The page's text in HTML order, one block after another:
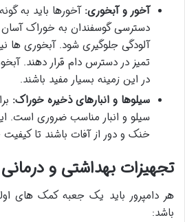
آخور و آبخوری: آخورها باید به
دسترسی گوسفندان به خوراک
آلودگی جلوگیری شود. آبخوری ها
تمیز در دسترس دام قرار دهند.
در این زمینه بسیار مفید باشند.
سیلوها و انبارهای ذخیره خوراک:
سیلو و انبار مناسب ضروری است.
خنک و دور از آفات باشند تا
تجهیزات بهداشتی و درمانی
هر دامپرور باید یک جعبه کمک های
باشد: